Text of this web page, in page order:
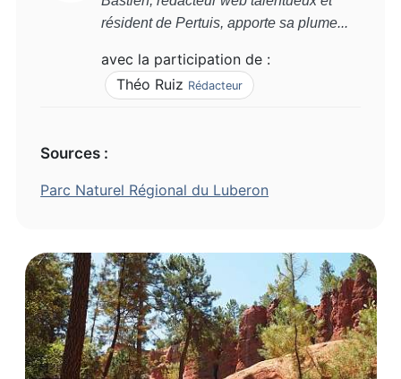
résident de Pertuis, apporte sa plume...
avec la participation de :
Théo Ruiz Rédacteur
Sources :
Parc Naturel Régional du Luberon